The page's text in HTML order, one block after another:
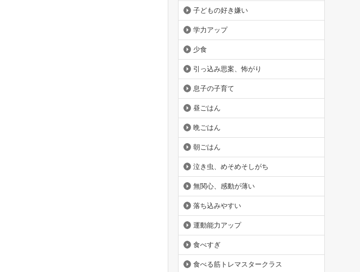
子どもの好き嫌い
学力アップ
少食
引っ込み思案、怖がり
息子の子育て
昼ごはん
晩ごはん
朝ごはん
泣き虫、めそめそしがち
無関心、感動が薄い
落ち込みやすい
運動能力アップ
食べすぎ
食べる筋トレマスタークラス